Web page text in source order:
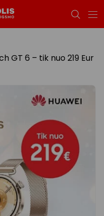
GT 6 – tik nuo 219 Eur